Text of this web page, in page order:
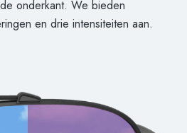
onderkant. We bieden
en drie intensiteiten aan.